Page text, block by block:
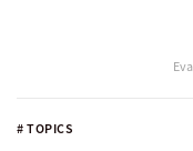
# TOPICS